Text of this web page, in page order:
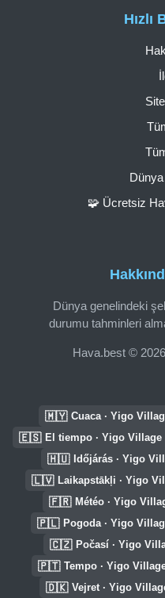
Dünya genelindeki
durumu tahminleri
Hava.best ©
Hızlı
🧩 Ücretsiz
🇲🇾 Cuaca · Yigo
🇪🇸 El tiempo · Yigo Village
🇭🇺 Időjárás · Yigo
🇱🇻 Laikapstākļi · Yigo
🇫🇷 Météo · Yigo
🇵🇱 Pogoda · Yigo
🇨🇿 Počasí · Yigo
🇵🇹 Tempo · Yigo
🇩🇰 Vejret · Yigo